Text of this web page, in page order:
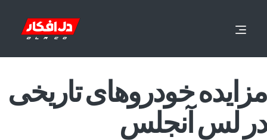
مزایده خودروهای تاریخی
در لس آنجلس